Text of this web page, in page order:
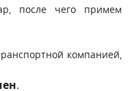
после чего примем
компанией,
.